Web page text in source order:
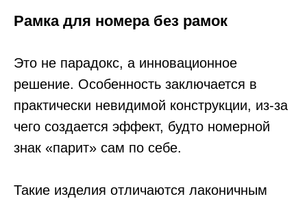
Рамка для номера без рамок
Это не парадокс, а инновационное
решение. Особенность заключается в
практически невидимой конструкции, из-за
чего создается эффект, будто номерной
знак «парит» сам по себе.
Такие изделия отличаются лаконичным